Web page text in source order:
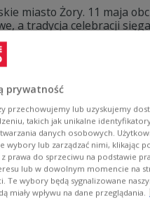
miasto Żory. 11 maja
a tradycja celebracji
ludowa
Dziedzictwa
prywatność
przechowujemy lub uzyskujemy
takich jak unikalne
danych osobowych.
wybory lub zarządzać nimi, klikając
prawa do sprzeciwu na podstawie
lub w dowolnym momencie na
Te wybory będą sygnalizowane
miały wpływu na dane przeglądania.